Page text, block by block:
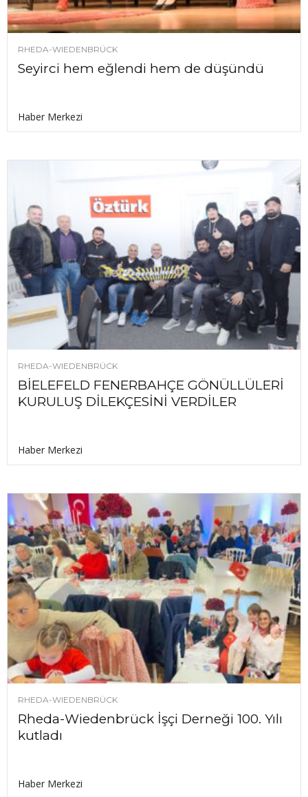
RHEDA-WIEDENBRÜCK
Seyirci hem eğlendi hem de düşündü
Haber Merkezi
RHEDA-WIEDENBRÜCK
BİELEFELD FENERBAHÇE GÖNÜLLÜLERİ
KURULUŞ DİLEKÇESİNİ VERDİLER
Haber Merkezi
RHEDA-WIEDENBRÜCK
Rheda-Wiedenbrück İşçi Derneği 100. Yılı
kutladı
Haber Merkezi